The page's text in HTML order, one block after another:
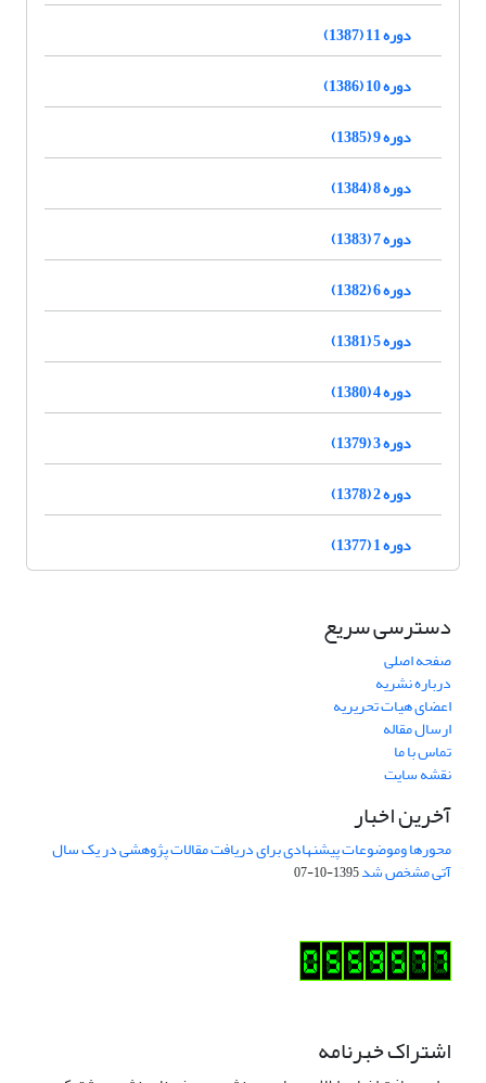
دوره 11 (1387)
دوره 10 (1386)
دوره 9 (1385)
دوره 8 (1384)
دوره 7 (1383)
دوره 6 (1382)
دوره 5 (1381)
دوره 4 (1380)
دوره 3 (1379)
دوره 2 (1378)
دوره 1 (1377)
دسترسی سریع
صفحه اصلی
درباره نشریه
اعضای هیات تحریریه
ارسال مقاله
تماس با ما
نقشه سایت
آخرین اخبار
محورها وموضوعات پیشنهادی برای دریافت مقالات پژوهشی در یک سال
آتی مشخص شد1395-10-07
اشتراک خبرنامه